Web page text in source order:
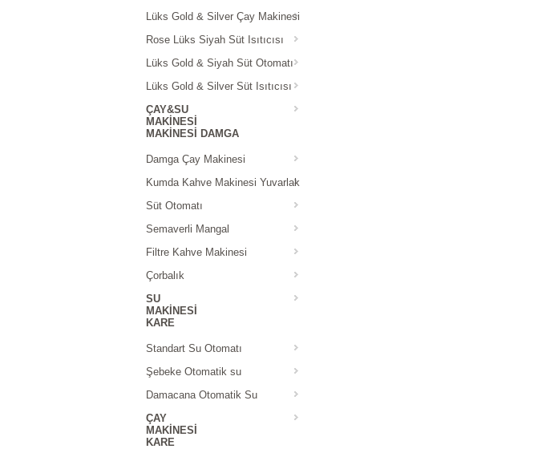
Lüks Gold & Silver Çay Makinesi
Rose Lüks Siyah Süt Isıtıcısı
Lüks Gold & Siyah Süt Otomatı
Lüks Gold & Silver Süt Isıtıcısı
ÇAY&SU
MAKINESI
MAKINESI DAMGA
Damga Çay Makinesi
Kumda Kahve Makinesi Yuvarlak
Süt Otomatı
Semaverli Mangal
Filtre Kahve Makinesi
Çorbalık
SU
MAKINESI
KARE
Standart Su Otomatı
Şebeke Otomatik su
Damacana Otomatik Su
ÇAY
MAKINESI
KARE